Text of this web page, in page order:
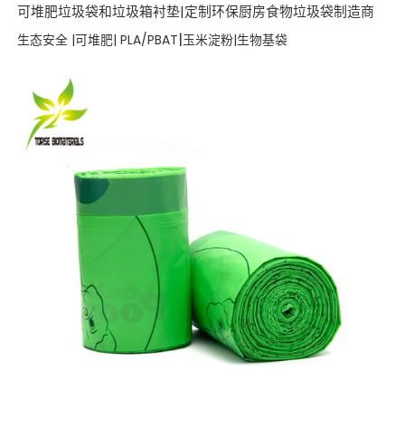
可堆肥垃圾袋和垃圾箱衬垫|定制环保厨房食物垃圾袋制造商
生态安全 |可堆肥| PLA/PBAT|玉米淀粉|生物基袋